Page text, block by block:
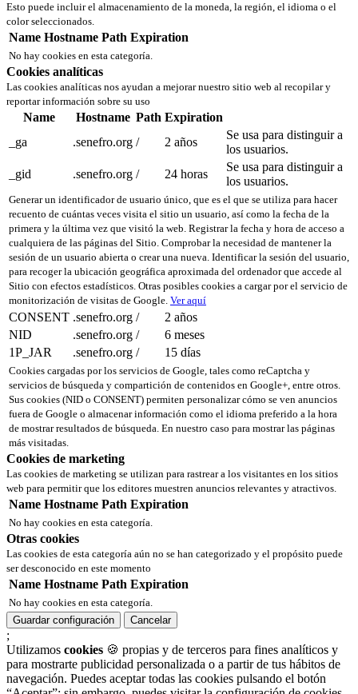
Esto puede incluir el almacenamiento de la moneda, la región, el idioma o el
color seleccionados.
Name Hostname Path Expiration
No hay cookies en esta categoría.
Cookies analíticas
Las cookies analíticas nos ayudan a mejorar nuestro sitio web al recopilar y
reportar información sobre su uso
Name Hostname Path Expiration
_ga
.senefro.org / 2 años
Se usa para distinguir a
los usuarios.
_gid
.senefro.org / 24 horas
Se usa para distinguir a
los usuarios.
Generar un identificador de usuario único, que es el que se utiliza para hacer
recuento de cuántas veces visita el sitio un usuario, así como la fecha de la
primera y la última vez que visitó la web. Registrar la fecha y hora de acceso a
cualquiera de las páginas del Sitio. Comprobar la necesidad de mantener la
sesión de un usuario abierta o crear una nueva. Identificar la sesión del usuario,
para recoger la ubicación geográfica aproximada del ordenador que accede al
Sitio con efectos estadísticos. Otras posibles cookies a cargar por el servicio de
monitorización de visitas de Google. Ver aquí
CONSENT .senefro.org /
2 años
NID
.senefro.org /
6 meses
1P_JAR
.senefro.org / 15 días
Cookies cargadas por los servicios de Google, tales como reCaptcha y
servicios de búsqueda y compartición de contenidos en Google+, entre otros.
Sus cookies (NID o CONSENT) permiten personalizar cómo se ven anuncios
fuera de Google o almacenar información como el idioma preferido a la hora
de mostrar resultados de búsqueda. En nuestro caso para mostrar las páginas
más visitadas.
Cookies de marketing
Las cookies de marketing se utilizan para rastrear a los visitantes en los sitios
web para permitir que los editores muestren anuncios relevantes y atractivos.
Name Hostname Path Expiration
No hay cookies en esta categoría.
Otras cookies
Las cookies de esta categoría aún no se han categorizado y el propósito puede
ser desconocido en este momento
Name Hostname Path Expiration
No hay cookies en esta categoría.
Guardar configuración
Cancelar
;
Utilizamos cookies 🍪 propias y de terceros para fines analíticos y
para mostrarte publicidad personalizada o a partir de tus hábitos de
navegación. Puedes aceptar todas las cookies pulsando el botón